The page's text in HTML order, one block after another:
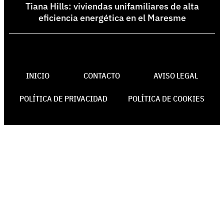
Tiana Hills: viviendas unifamiliares de alta
eficiencia energética en el Maresme
INICIO CONTACTO AVISO LEGAL
POLÍTICA DE PRIVACIDAD POLÍTICA DE COOKIES